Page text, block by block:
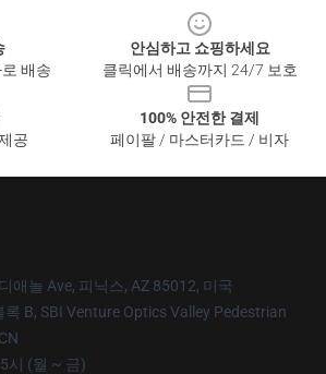
배송
안심하고 쇼핑하세요
클릭에서 배송까지 24/7 보호
공
100% 안전한 결제
페이팔 / 마스터카드 / 비자
애놀 Ave, 피닉스, AZ 85012, 미국
록 B, SBI Venture Optics Valley Pedestrian
시 (월 ~ 금)